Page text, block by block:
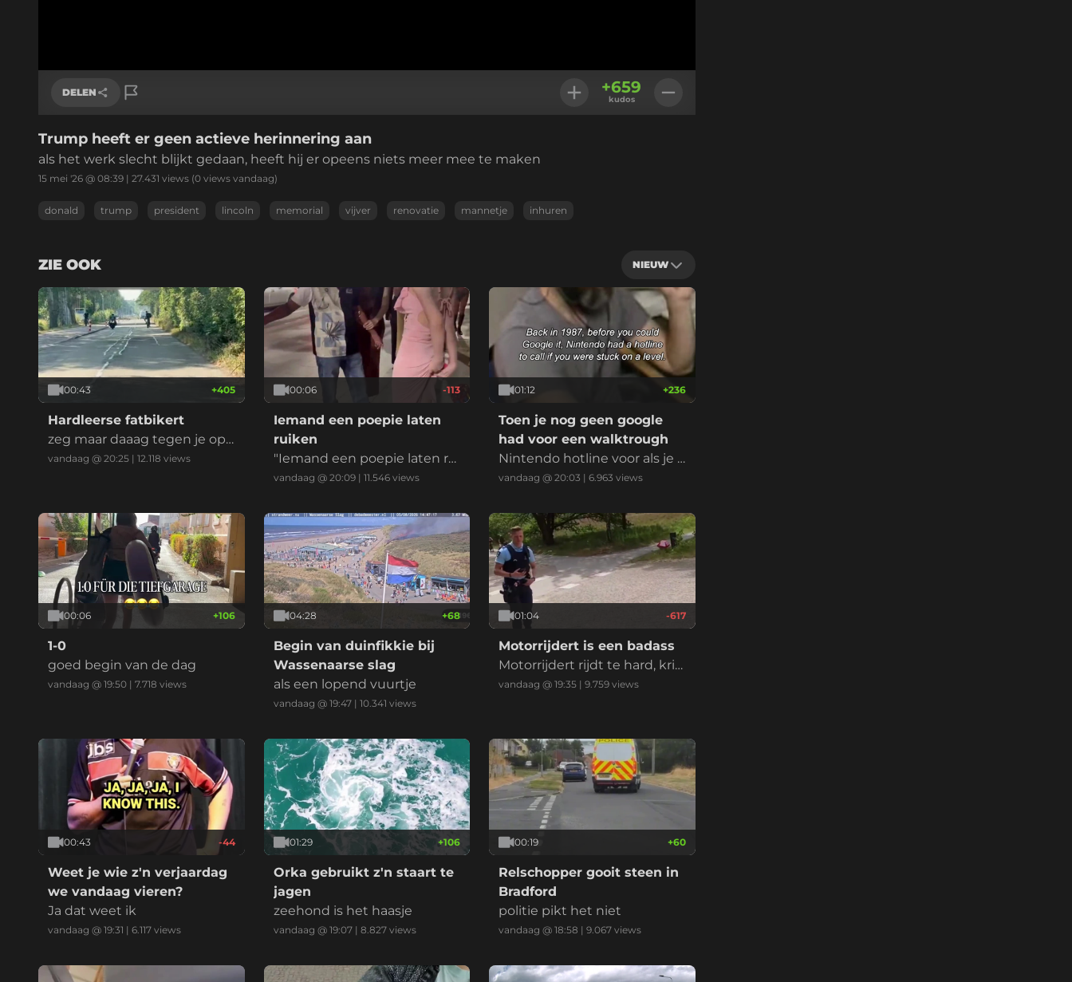
DELEN
Link kopiëren
+659
kudos
Trump heeft er geen actieve herinnering aan
als het werk slecht blijkt gedaan, heeft hij er opeens niets meer mee te maken
15 mei '26 @ 08:39 | 27.431 views (0 views vandaag)
donald trump president lincoln memorial vijver renovatie mannetje inhuren
ZIE OOK NIEUW
00:43 +405
Hardleerse fatbikert
zeg maar daaag tegen je opg
evoerde kinderbrommer
vandaag @ 20:25 | 12.118 views
00:06 -113
Iemand een poepie laten
ruiken
"Iemand een poepie laten rui
ken" is een bekende Nederla
ent dat je iemand wilt verbaz
en, imponeren of laten zien d
at je ergens heel goed in ben
t, vaak in een wedstrijd of mo
eilijke situatie
vandaag @ 20:09| 11.546views
01:12 +236
Toen je nog geen google
had voor een walktrough
Nintendo hotline voor als je k
wam vast te zitten in een lev
vandaag @ 20:03 |6.963 views
00:06 +106
1-0
goed begin van de dag
vandaag @ 19:50 | 7.718 views
04:28 +68
Begin van duinfikkie bij
Wassenaarse slag
als een lopend vuurtje
vandaag @ 19:47| 10.341 views
01:04 -617
Motorrijdert is een badass
Motorrijdert rijdt te hard, krij
gt een bekeuring en voelt zi
ideo is versneld en ingekort.
vandaag @ 19:35 |9.759 views
00:43 -44
Weet je wie z'n verjaardag
we vandaag vieren?
Ja dat weet ik
vandaag @ 19:31 | 6.117 views
01:29 +106
Orka gebruikt z'n staart te
jagen
zeehond is het haasje
vandaag @ 19:07| 8.827views
00:19 +60
Relschopper gooit steen in
Bradford
politie pikt het niet
vandaag @ 18:58 |9.067 views